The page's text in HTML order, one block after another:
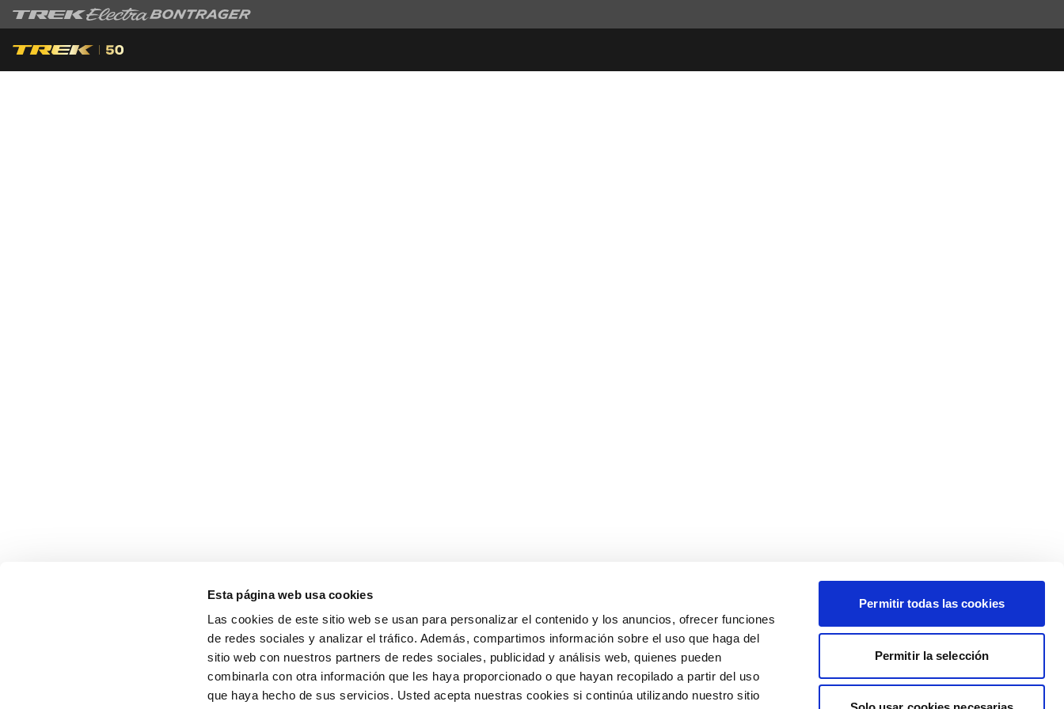
Esta página web usa cookies
Las cookies de este sitio web se usan para personalizar el contenido y los anuncios, ofrecer funciones
de redes sociales y analizar el tráfico. Además, compartimos información sobre el uso que haga del
sitio web con nuestros partners de redes sociales, publicidad y análisis web, quienes pueden
combinarla con otra información que les haya proporcionado o que hayan recopilado a partir del uso
que haya hecho de sus servicios. Usted acepta nuestras cookies si continúa utilizando nuestro sitio
Permitir todas las cookies
Permitir la selección